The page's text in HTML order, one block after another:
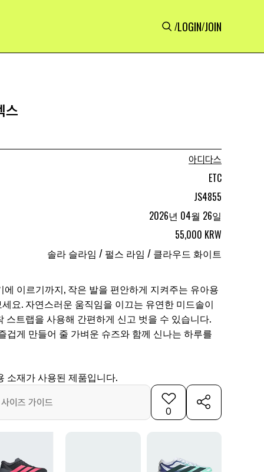
/LOGIN/JOIN
스
아디다스
ETC
JS4855
2026년 04월 26일
55,000 KRW
솔라 슬라임 / 펄스 라임 / 클라우드 화이트
이르기까지, 작은 발을 편안하게 지켜주는 유아용
요. 자연스러운 움직임을 이끄는 유연한 미드솔이
스트랩을 사용해 간편하게 신고 벗을 수 있습니다.
겁게 만들어 줄 가벼운 슈즈와 함께 신나는 하루를
소재가 사용된 제품입니다.
사이즈 가이드
0